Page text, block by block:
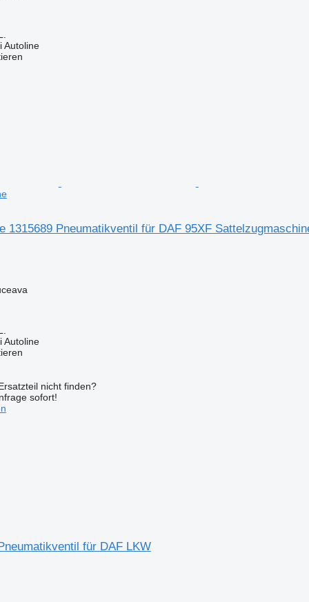
Autoline
1315689 Pneumatikventil für DAF 95XF
Autoline
nicht finden?
sofort!
für DAF LKW